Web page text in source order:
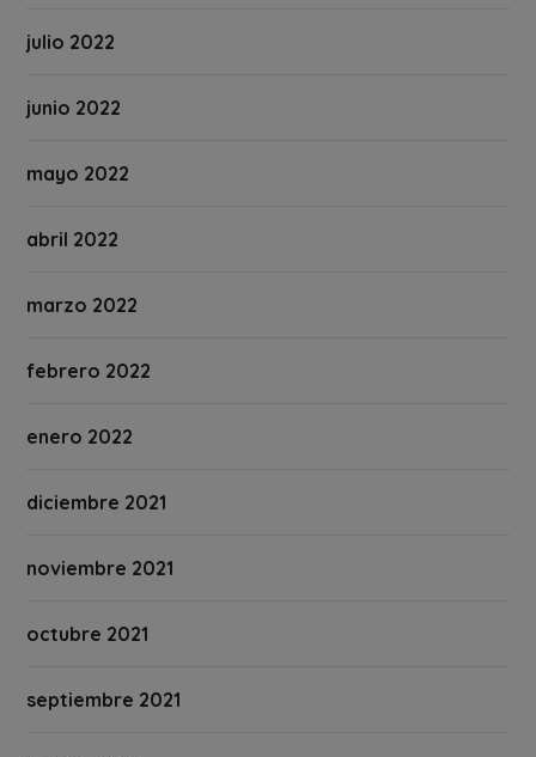
julio 2022
junio 2022
mayo 2022
abril 2022
marzo 2022
febrero 2022
enero 2022
diciembre 2021
noviembre 2021
octubre 2021
septiembre 2021